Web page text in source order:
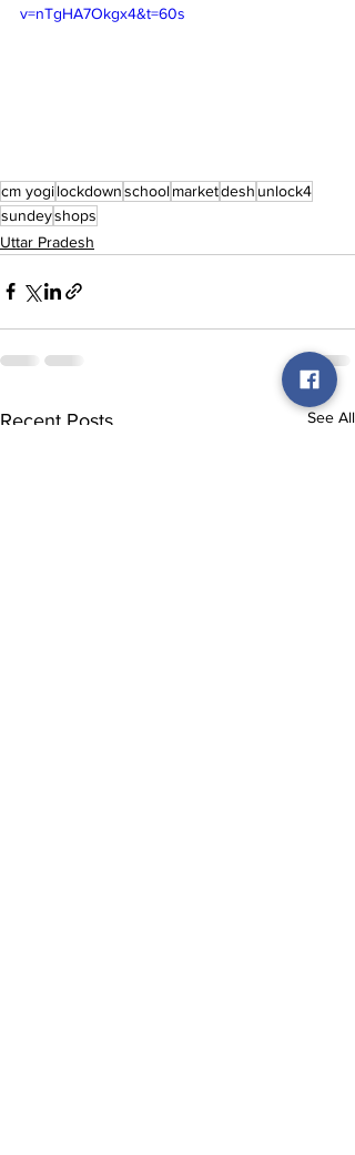
v=nTgHA7Okgx4&t=60s
cm yogilockdownschoolmarketdesh unlock4
sundeyshops
Uttar Pradesh
Recent Posts See All